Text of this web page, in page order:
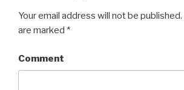
Your email address will not be published.
are marked *
Comment